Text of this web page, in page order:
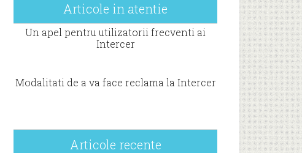
Articole in atentie
Un apel pentru utilizatorii frecventi ai
Intercer
Modalitati de a va face reclama la Intercer
Articole recente